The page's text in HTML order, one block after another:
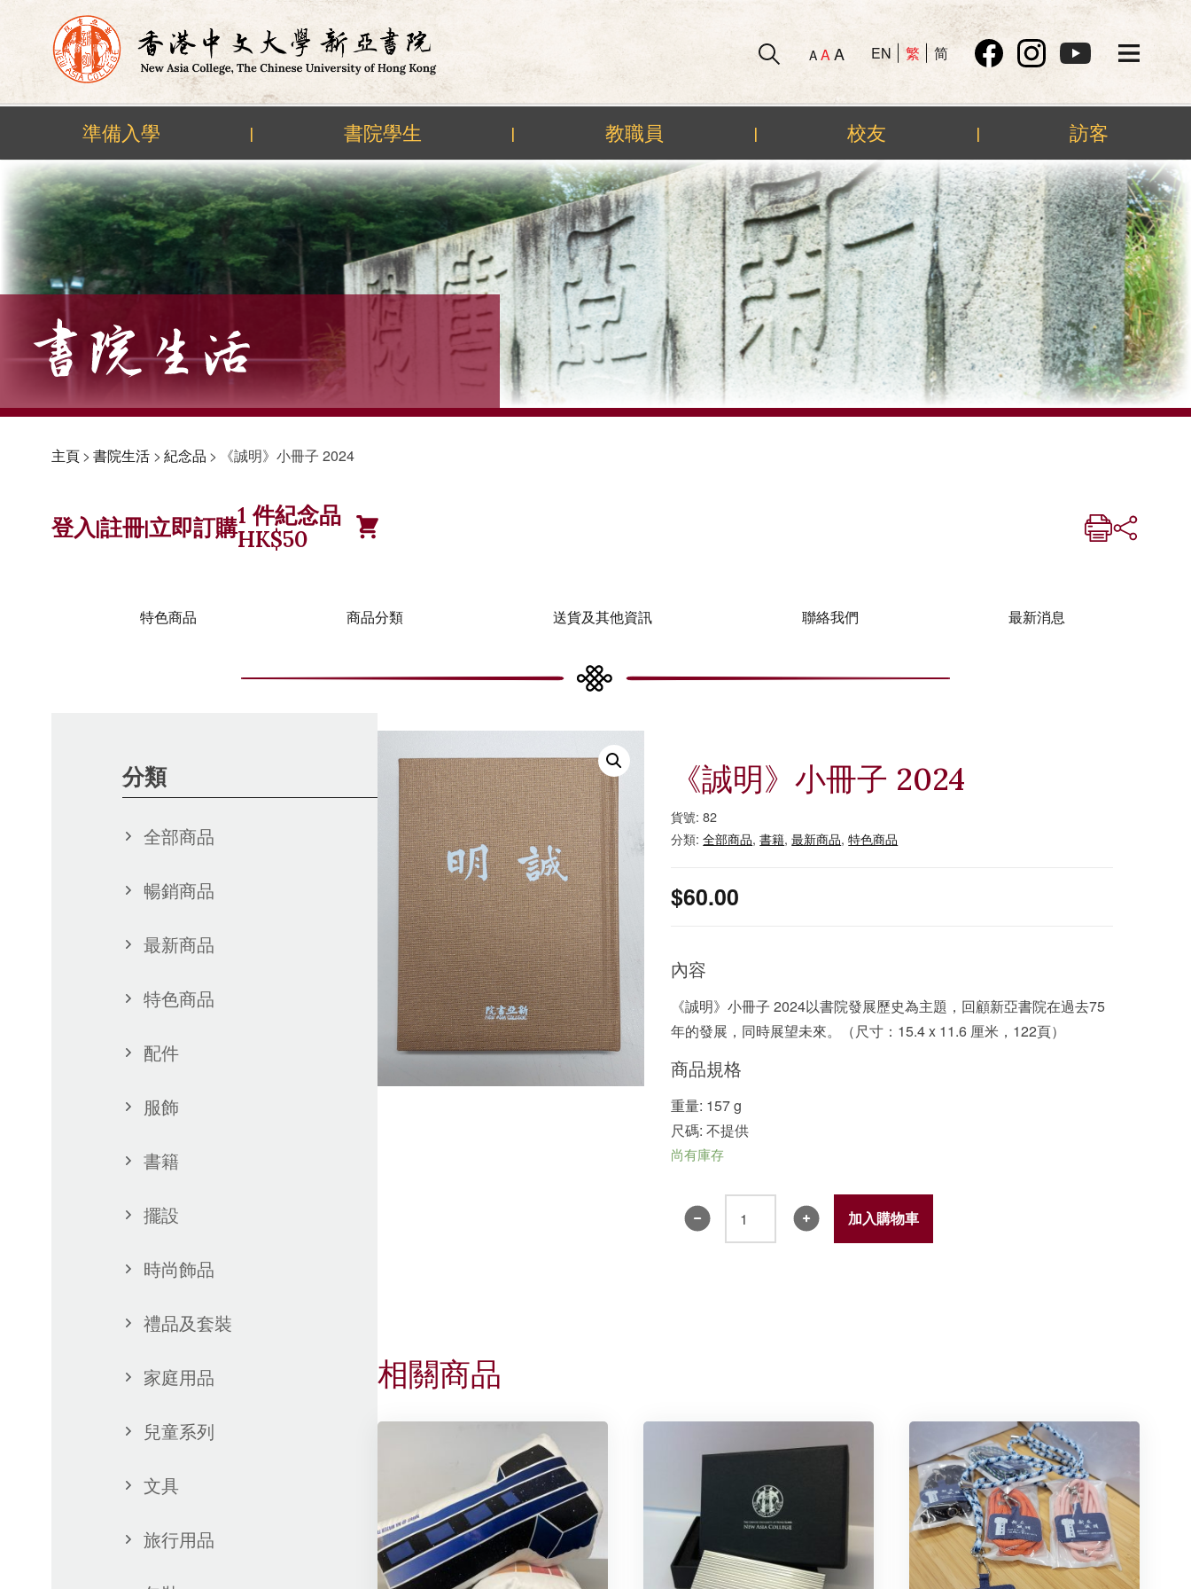
Skip
content
A AA EN 繁 简
準備入學 | 書院學生 | 教職員 | 校友 | 訪客
主頁> 書院生活 > 紀念品 > 《誠明》小冊子 2024
登入|註冊|立即訂購1 件紀念品
HK$50
特色商品 商品分類 送貨及其他資訊 聯絡我們 最新消息
分類
全部商品
暢銷商品
最新商品
特色商品
配件
服飾
書籍
擺設
時尚飾品
禮品及套裝
家庭用品
兒童系列
文具
旅行用品
《誠明》小冊子 2024
貨號:82
分類:全部商品,書籍,最新商品,特色商品
$60.00
內容
《誠明》小冊子 2024以書院發展歷史為主題，回顧新亞書院在過去75
年的發展，同時展望未來。（尺寸：15.4 x 11.6 厘米，122頁）
商品規格
重量: 157 g
尺碼: 不提供
尚有庫存
明》
加入購物車
相關商品